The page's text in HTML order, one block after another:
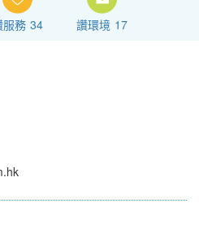
服務 34 讚環境 17